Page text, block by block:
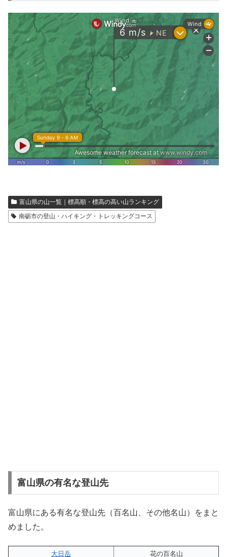
富山県の山一覧｜標高順・標高の高い山ランキング
南砺市の登山・ハイキング・トレッキングコース
富山県の有名な登山先
富山県にある有名な登山先（百名山、その他名山）をまと
めました。
大日岳
花の百名山